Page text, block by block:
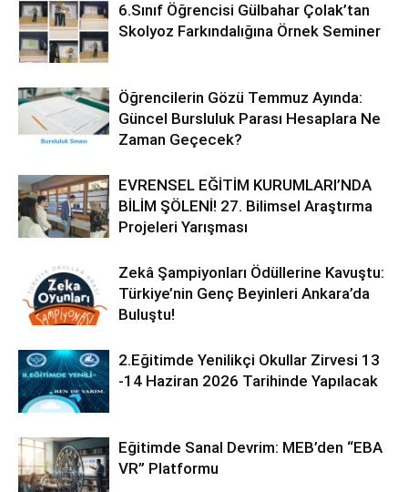
6.Sınıf Öğrencisi Gülbahar Çolak’tan
Skolyoz Farkındalığına Örnek Seminer
Öğrencilerin Gözü Temmuz Ayında:
Güncel Bursluluk Parası Hesaplara Ne
Zaman Geçecek?
EVRENSEL EĞİTİM KURUMLARI’NDA
BİLİM ŞÖLENİ! 27. Bilimsel Araştırma
Projeleri Yarışması
Zekâ Şampiyonları Ödüllerine Kavuştu:
Türkiye’nin Genç Beyinleri Ankara’da
Buluştu!
2.Eğitimde Yenilikçi Okullar Zirvesi 13
-14 Haziran 2026 Tarihinde Yapılacak
Eğitimde Sanal Devrim: MEB’den “EBA
VR” Platformu